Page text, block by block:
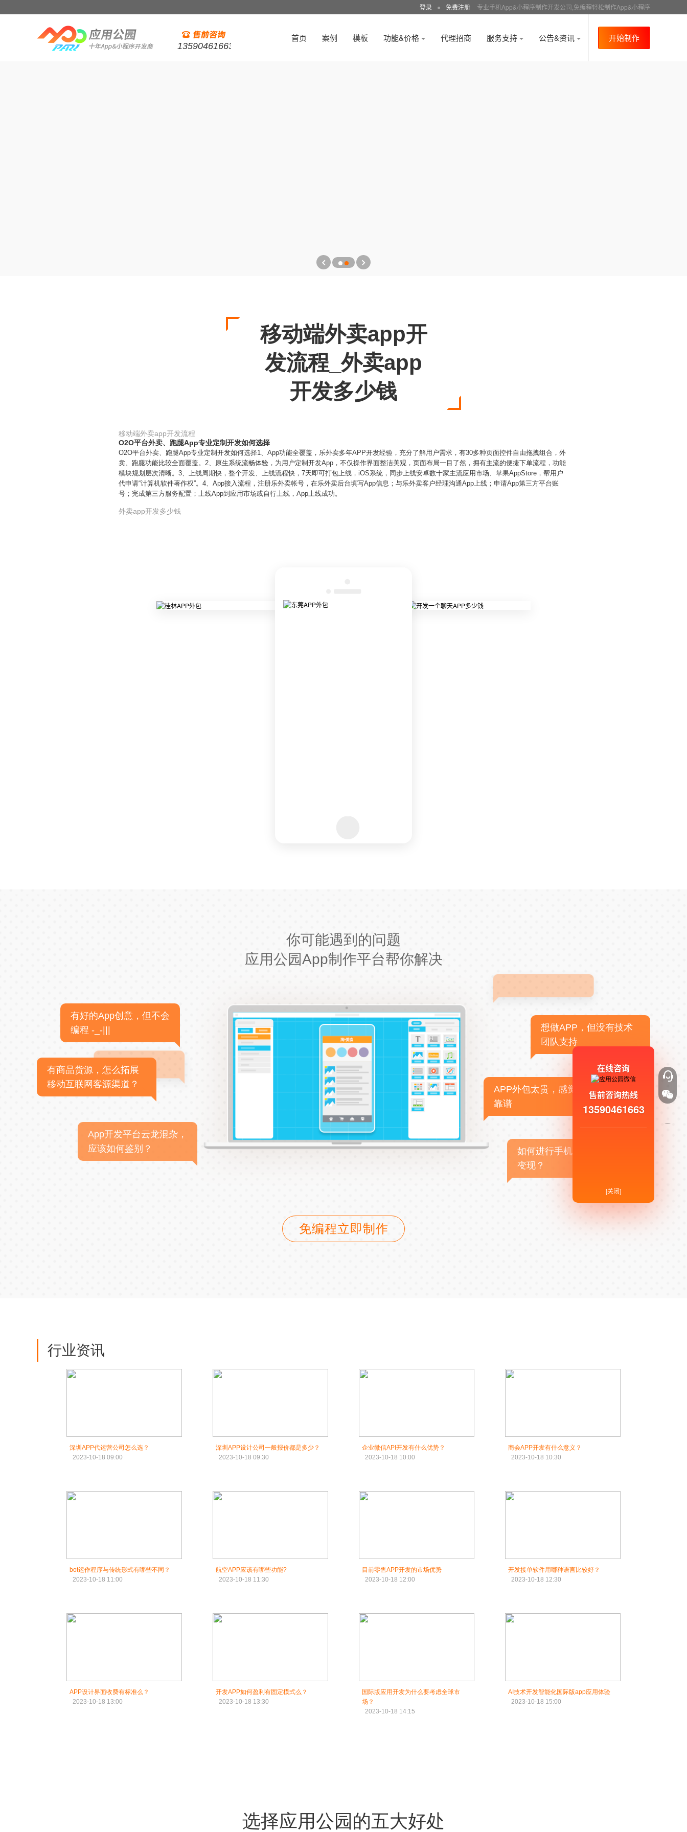
登录 ● 免费注册 专业手机App&小程序制作开发公司,免编程轻松制作App&小程序
13590461663
首页 案例 模板 功能&价格 代理招商 服务支持 公告&资讯 开始制作
移动端外卖app开
发流程_外卖app
开发多少钱
移动端外卖app开发流程
O2O平台外卖、跑腿App专业定制开发如何选择
O2O平台外卖、跑腿App专业定制开发如何选择1、App功能全覆盖，乐外卖多年APP开发经验，充分了解用户需求，有30多种页面控件自由拖拽组合，外
卖、跑腿功能比较全面覆盖。2、原生系统流畅体验，为用户定制开发App，不仅操作界面整洁美观，页面布局一目了然，拥有主流的便捷下单流程，功能
模块规划层次清晰。3、上线周期快，整个开发、上线流程快，7天即可打包上线，iOS系统，同步上线安卓数十家主流应用市场、苹果AppStore，帮用户
代申请“计算机软件著作权”。4、App接入流程，注册乐外卖帐号，在乐外卖后台填写App信息；与乐外卖客户经理沟通App上线；申请App第三方平台账
号；完成第三方服务配置；上线App到应用市场或自行上线，App上线成功。
外卖app开发多少钱
你可能遇到的问题
应用公园App制作平台帮你解决
有好的App创意，但不会
编程 -_-|||
有商品货源，怎么拓展
移动互联网客源渠道？
App开发平台云龙混杂，
应该如何鉴别？
想做APP，但没有技术
团队支持
APP外包太贵，感觉不
靠谱
如何进行手机APP商业
变现？
免编程立即制作
行业资讯
深圳APP代运营公司怎么选？
2023-10-18 09:00
深圳APP设计公司一般报价都是多少？
2023-10-18 09:30
企业微信API开发有什么优势？
2023-10-18 10:00
商会APP开发有什么意义？
2023-10-18 10:30
bot运作程序与传统形式有哪些不同？
2023-10-18 11:00
航空APP应该有哪些功能?
2023-10-18 11:30
目前零售APP开发的市场优势
2023-10-18 12:00
开发接单软件用哪种语言比较好？
2023-10-18 12:30
APP设计界面收费有标准么？
2023-10-18 13:00
开发APP如何盈利有固定模式么？
2023-10-18 13:30
国际版应用开发为什么要考虑全球市
场？
2023-10-18 14:15
AI技术开发智能化国际版app应用体验
2023-10-18 15:00
选择应用公园的五大好处
在线咨询
售前咨询热线
13590461663
[关闭]